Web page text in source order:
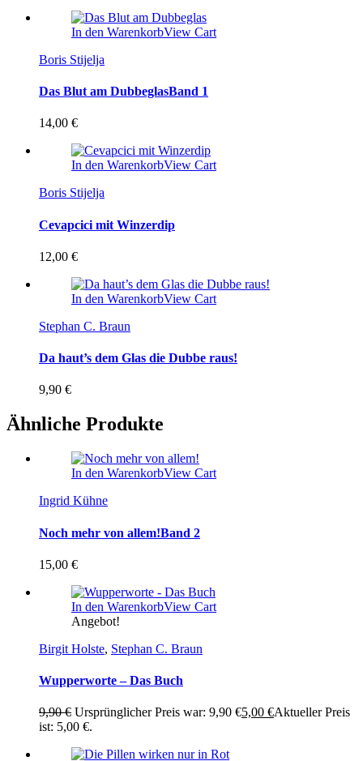
In den WarenkorbView Cart
Boris Stijelja
Das Blut am DubbeglasBand 1
14,00 €
In den WarenkorbView Cart
Boris Stijelja
Cevapcici mit Winzerdip
12,00 €
In den WarenkorbView Cart
Stephan C. Braun
Da haut’s dem Glas die Dubbe raus!
9,90 €
Ähnliche Produkte
In den WarenkorbView Cart
Ingrid Kühne
Noch mehr von allem!Band 2
15,00 €
In den WarenkorbView Cart
Angebot!
Birgit Holste, Stephan C. Braun
Wupperworte – Das Buch
9,90 € Ursprünglicher Preis war: 9,90 €5,00 €Aktueller Preis
ist: 5,00 €.